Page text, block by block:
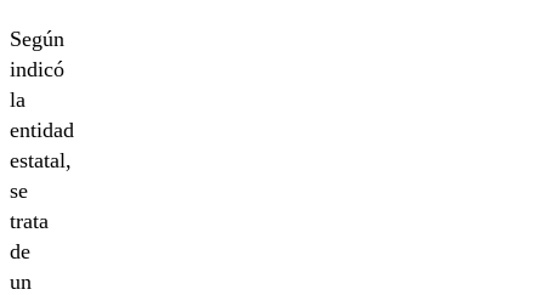
Según
indicó
la
entidad
estatal,
se
trata
de
un